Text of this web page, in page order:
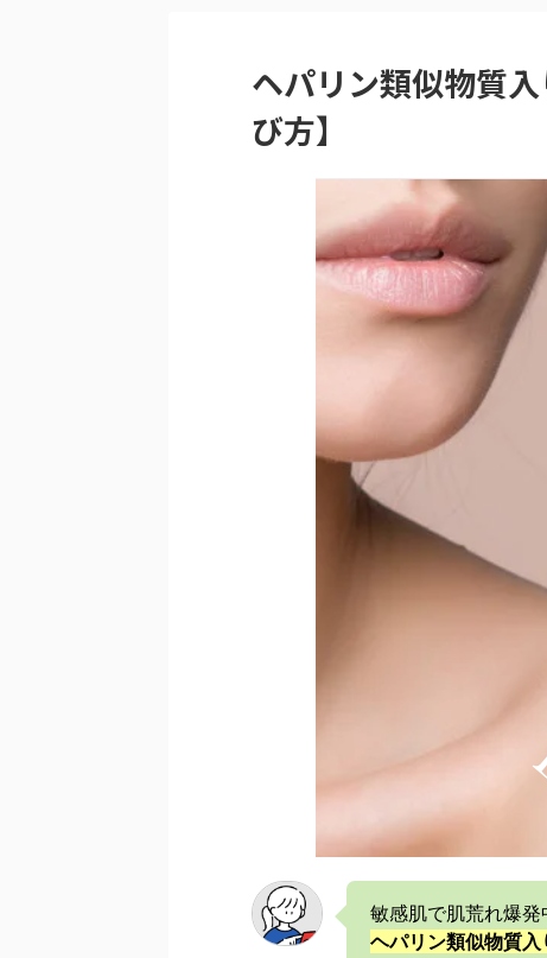
ヘパリン類似物質
び方】
敏感肌で肌荒れ爆
ヘパリン類似物質